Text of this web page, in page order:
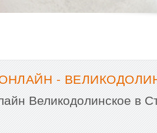
-
Великодолинское в